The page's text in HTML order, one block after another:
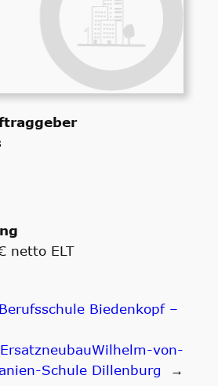
netto ELT
Berufsschule Biedenkopf –
ErsatzneubauWilhelm-von-
Schule Dillenburg
→